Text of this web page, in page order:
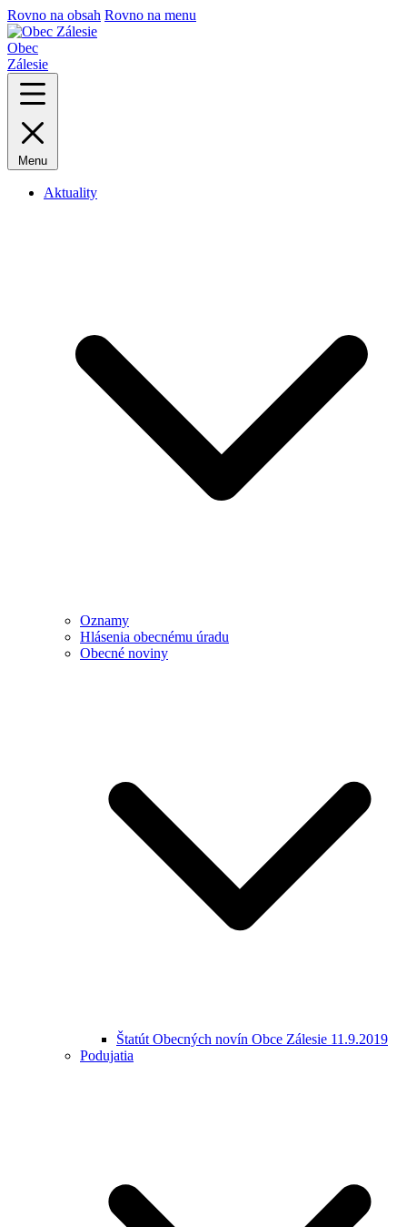
Rovno na obsah Rovno na menu
Obec
Zálesie
Menu
Aktuality
Oznamy
Hlásenia obecnému úradu
Obecné noviny
Štatút Obecných novín Obce Zálesie 11.9.2019
Podujatia